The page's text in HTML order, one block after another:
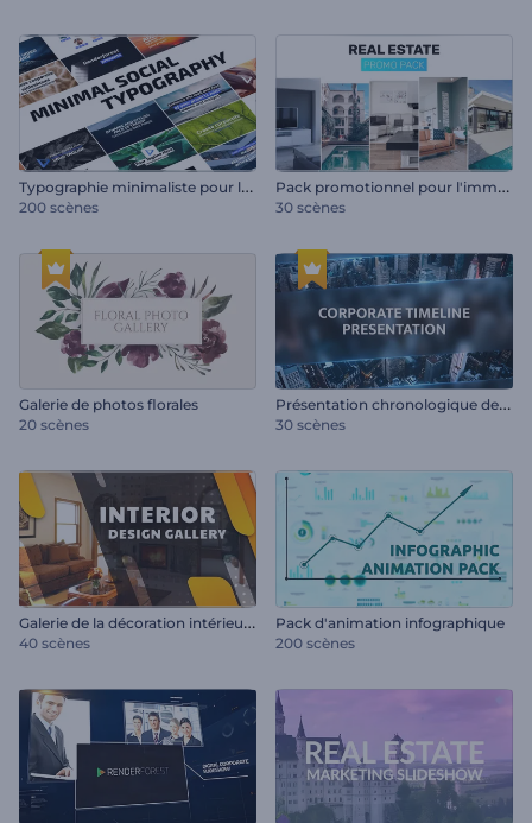
T
ypographie minimaliste pour les réseaux sociaux
200 scènes
P
ack promotionnel pour l'immobilier
30 scènes
Galerie de photos florales
20 scènes
P
résentation chronologique de l'entreprise
30 scènes
G
alerie de la décoration intérieure
40 scènes
Pack d'animation infographique
200 scènes